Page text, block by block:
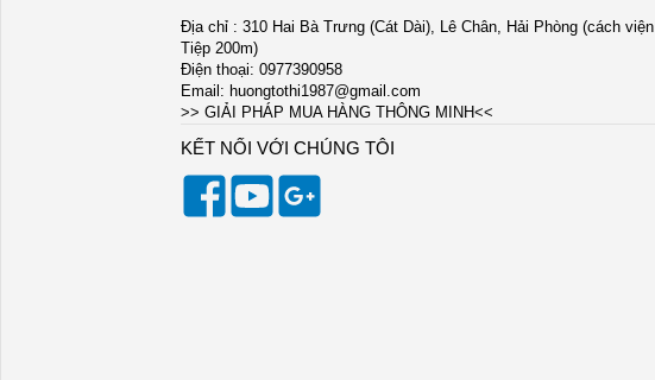
Địa chỉ : 310 Hai Bà Trưng (Cát Dài), Lê Chân, Hải Phòng (cách viện
Tiệp 200m)
Điện thoại: 0977390958
Email: huongtothi1987@gmail.com
>> GIẢI PHÁP MUA HÀNG THÔNG MINH<<
KẾT NỐI VỚI CHÚNG TÔI